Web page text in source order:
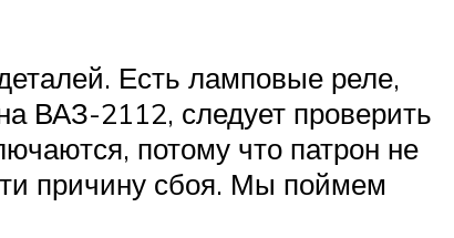
Есть ламповые реле,
ВАЗ-2112, следует проверить
потому что патрон не
причину сбоя. Мы поймем